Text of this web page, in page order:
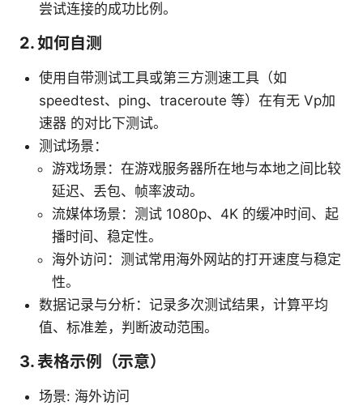
尝试连接的成功比例。
2. 如何自测
使用自带测试工具或第三方测速工具（如
speedtest、ping、traceroute 等）在有无 Vp加
速器 的对比下测试。
测试场景：
游戏场景：在游戏服务器所在地与本地之间比较
延迟、丢包、帧率波动。
流媒体场景：测试 1080p、4K 的缓冲时间、起
播时间、稳定性。
海外访问：测试常用海外网站的打开速度与稳定
性。
数据记录与分析：记录多次测试结果，计算平均
值、标准差，判断波动范围。
3. 表格示例（示意）
场景: 海外访问